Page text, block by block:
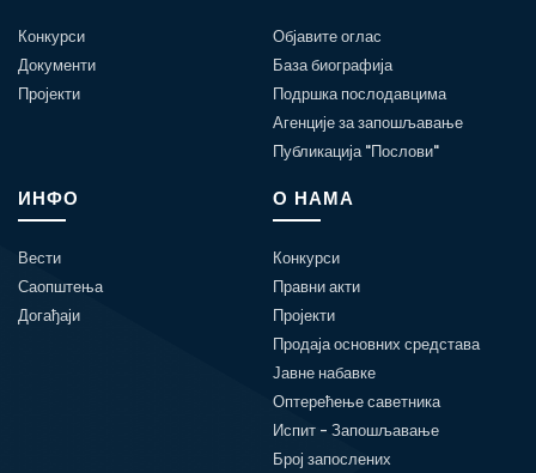
Конкурси
Документи
Пројекти
Објавите оглас
База биографија
Подршка послодавцима
Агенције за запошљавање
Публикација "Послови"
ИНФО
Вести
Саопштења
Догађаји
О НАМА
Конкурси
Правни акти
Пројекти
Продаја основних средстава
Јавне набавке
Оптерећење саветника
Испит - Запошљавање
Број запослених